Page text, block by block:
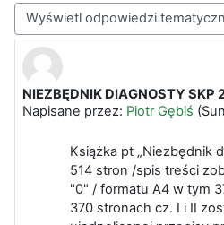
Sposób wyświetlania
NIEZBĘDNIK DIAGNOSTY SKP
Napisane przez: Piotr Gębiś (
Liczba odpowiedzi: 0
Książka pt „Niezbędnik
514 stron /spis treści
"0" / formatu A4 w tym
370 stronach cz. I i II